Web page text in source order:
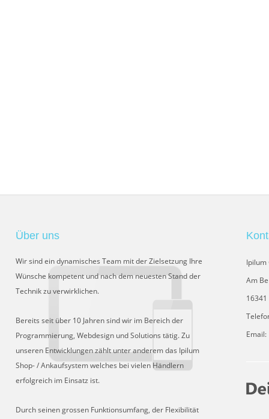
Über uns
Wir sind ein dynamisches Team mit der Zielsetzung Ihre
Wünsche kompetent und nach dem neuesten Stand der
Technik zu verwirklichen.
Bereits seit über 10 Jahren sind wir im Bereich der
Programmierung, Webdesign und Solutions tätig. Zu
unseren Entwicklungen zählt unter anderem das Ipilum
Shop- / Ankaufsystem welches bei vielen Händlern
erfolgreich im Einsatz ist.
Durch seinen grossen Funktionsumfang, der Flexibilität
Ipilum
Am